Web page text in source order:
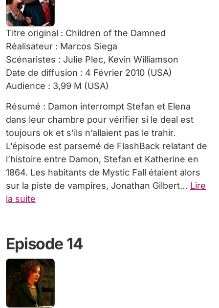
Titre original : Children of the Damned
Réalisateur : Marcos Siega
Scénaristes : Julie Plec, Kevin Williamson
Date de diffusion : 4 Février 2010 (USA)
Audience : 3,99 M (USA)
Résumé : Damon interrompt Stefan et Elena
dans leur chambre pour vérifier si le deal est
toujours ok et s’ils n’allaient pas le trahir.
L’épisode est parsemé de FlashBack relatant de
l’histoire entre Damon, Stefan et Katherine en
1864. Les habitants de Mystic Fall étaient alors
sur la piste de vampires, Jonathan Gilbert… Lire
la suite
Episode 14